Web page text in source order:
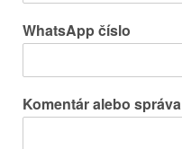
WhatsApp číslo
Komentár alebo správa